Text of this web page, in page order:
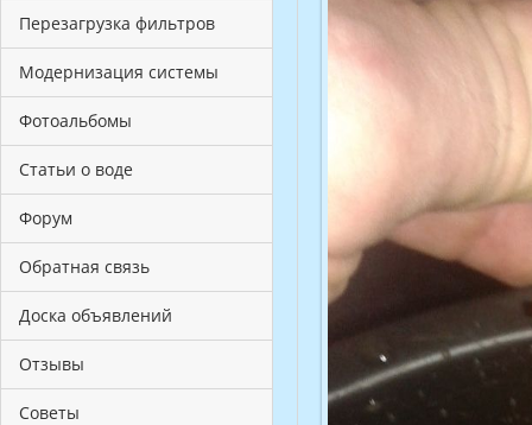
Перезагрузка фильтров
Модернизация системы
Фотоальбомы
Статьи о воде
Форум
Обратная связь
Доска объявлений
Отзывы
Советы